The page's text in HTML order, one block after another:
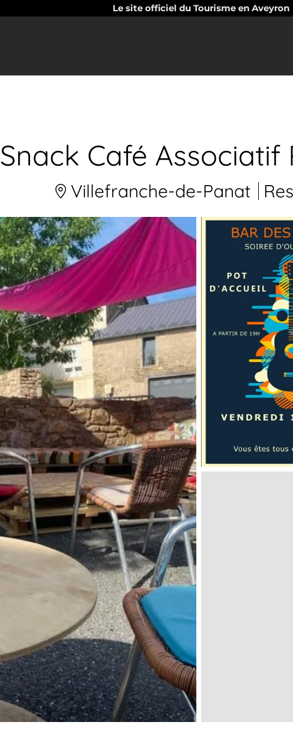
Le site officiel du Tourisme en Aveyron
Snack Café Associatif
Villefranche-de-Panat